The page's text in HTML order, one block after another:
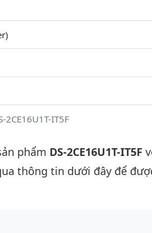
2CE16U1T-IT5F
phẩm DS-2CE16U1T-IT5F
thông tin dưới đây để